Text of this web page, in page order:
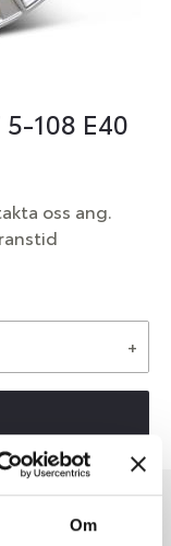
Om
108 E40
oss ang.
+